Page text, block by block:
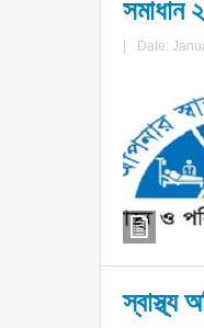
সমাধান
Date:
স্বাস্থ্য